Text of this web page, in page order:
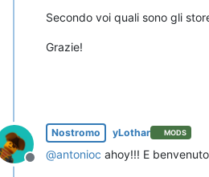
Secondo voi quali sono gli
Grazie!
Non in linea
Nostromo yLothar MODS
@antonioc ahoy!!! E